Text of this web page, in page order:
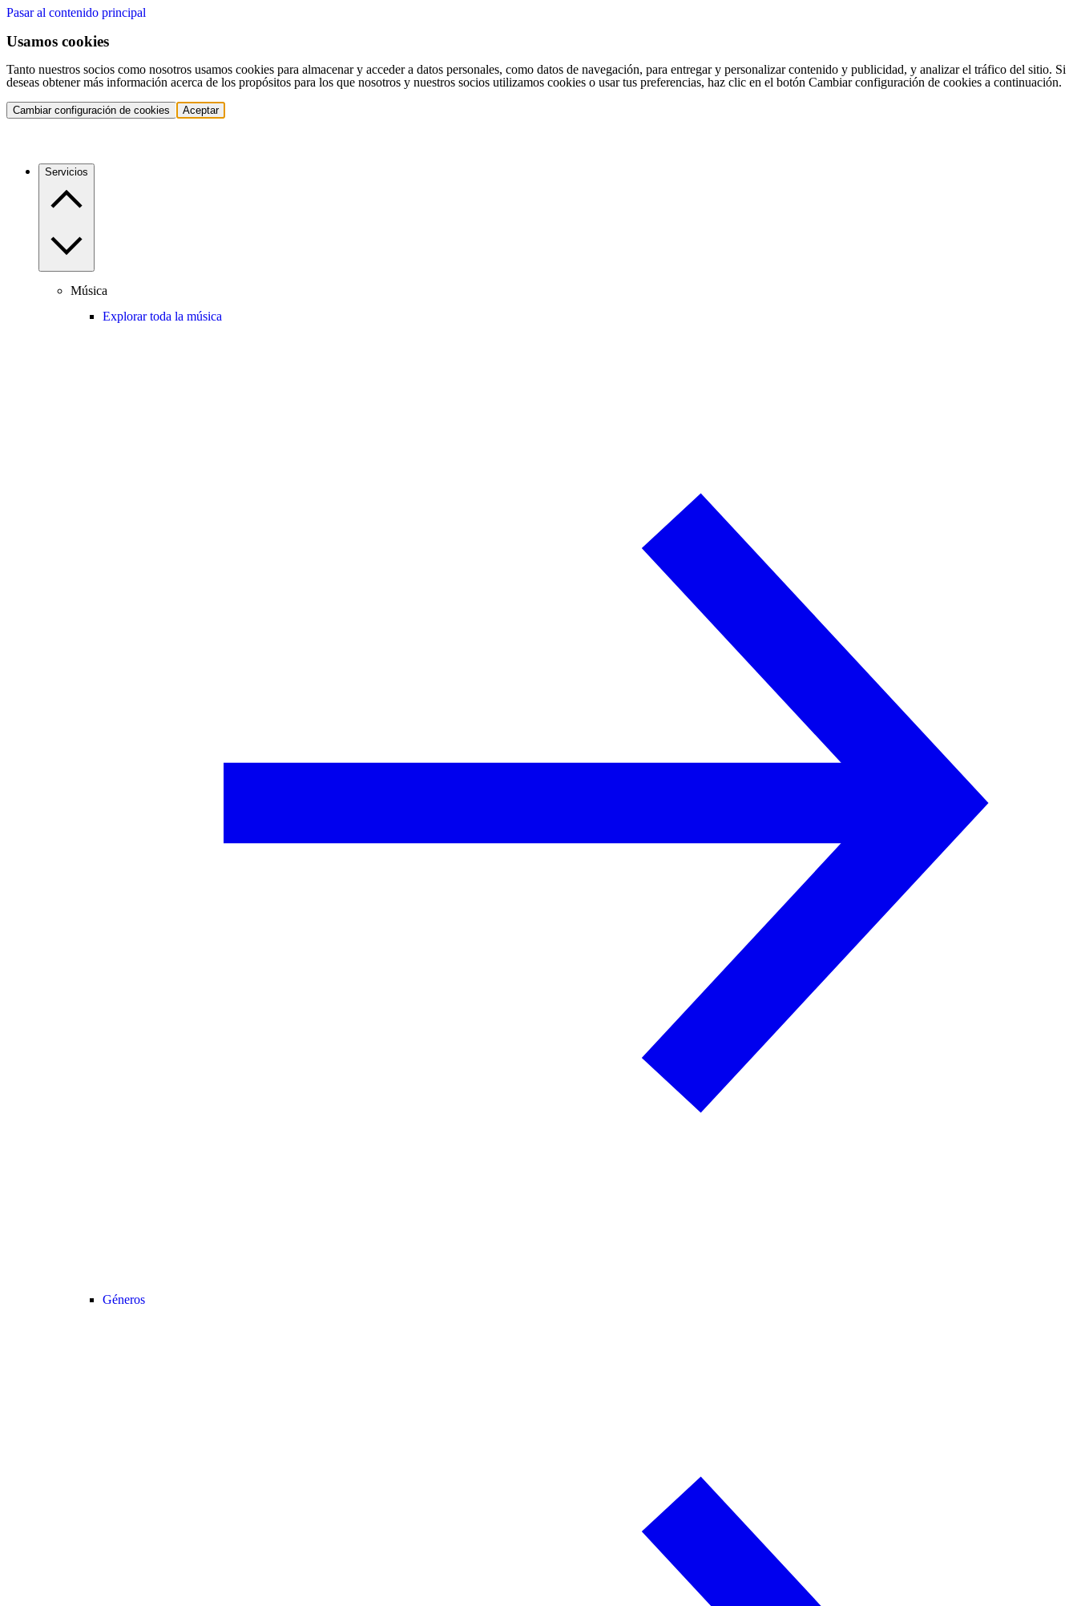
Pasar al contenido principal
Usamos cookies
Tanto nuestros socios como nosotros usamos cookies para almacenar y acceder a datos personales, como datos de navegación, para entregar y personalizar contenido y publicidad, y analizar el tráfico del sitio. Si
deseas obtener más información acerca de los propósitos para los que nosotros y nuestros socios utilizamos cookies o usar tus preferencias, haz clic en el botón Cambiar configuración de cookies a continuación.
Cambiar configuración de cookies Aceptar
Servicios
Música
Explorar toda la música
Géneros